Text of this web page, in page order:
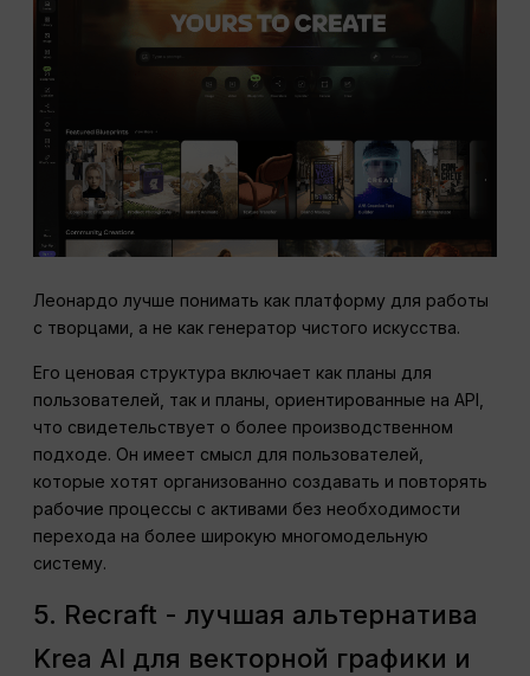
Леонардо лучше понимать как платформу для работы
с творцами, а не как генератор чистого искусства.
Его ценовая структура включает как планы для
пользователей, так и планы, ориентированные на API,
что свидетельствует о более производственном
подходе. Он имеет смысл для пользователей,
которые хотят организованно создавать и повторять
рабочие процессы с активами без необходимости
перехода на более широкую многомодельную
систему.
5. Recraft - лучшая альтернатива
Krea AI для векторной графики и